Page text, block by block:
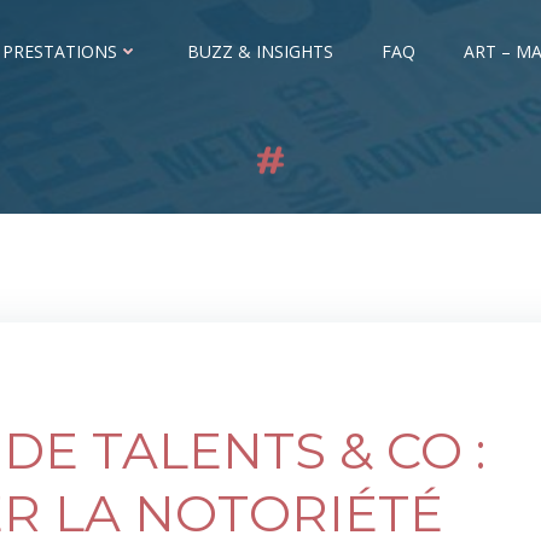
BUZZ & INSIGHTS FAQ ART –
TALENTS & CO :
LA NOTORIÉTÉ